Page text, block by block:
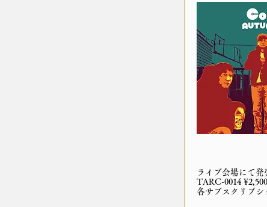
ライブ会場にて発
TARC-0014
各サブスクリプシ